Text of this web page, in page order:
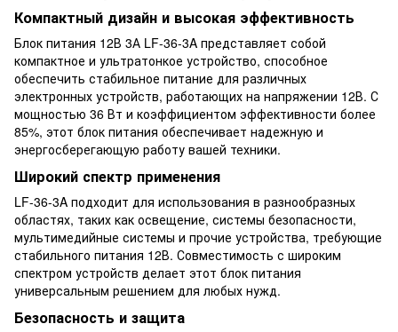
Компактный дизайн и высокая эффективность
Блок питания 12В 3А LF-36-3A представляет собой
компактное и ультратонкое устройство, способное
обеспечить стабильное питание для различных
электронных устройств, работающих на напряжении 12В. С
мощностью 36 Вт и коэффициентом эффективности более
85%, этот блок питания обеспечивает надежную и
энергосберегающую работу вашей техники.
Широкий спектр применения
LF-36-3A подходит для использования в разнообразных
областях, таких как освещение, системы безопасности,
мультимедийные системы и прочие устройства, требующие
стабильного питания 12В. Совместимость с широким
спектром устройств делает этот блок питания
универсальным решением для любых нужд.
Безопасность и защита